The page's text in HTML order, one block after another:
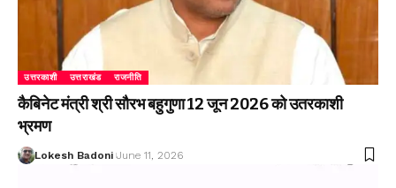
उत्तरकाशी उत्तराखंड राजनीति
कैबिनेट मंत्री श्री सौरभ बहुगुणा 12 जून 2026 को उतरकाशी
भ्रमण
Lokesh Badoni June 11, 2026